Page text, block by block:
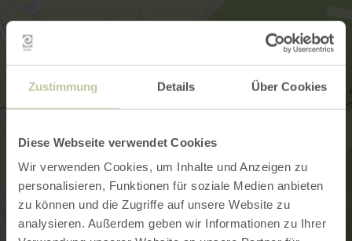
Zustimmung Details Über Cookies
Diese Webseite verwendet Cookies
Wir verwenden Cookies, um Inhalte und Anzeigen zu
personalisieren, Funktionen für soziale Medien anbieten
zu können und die Zugriffe auf unsere Website zu
analysieren. Außerdem geben wir Informationen zu Ihrer